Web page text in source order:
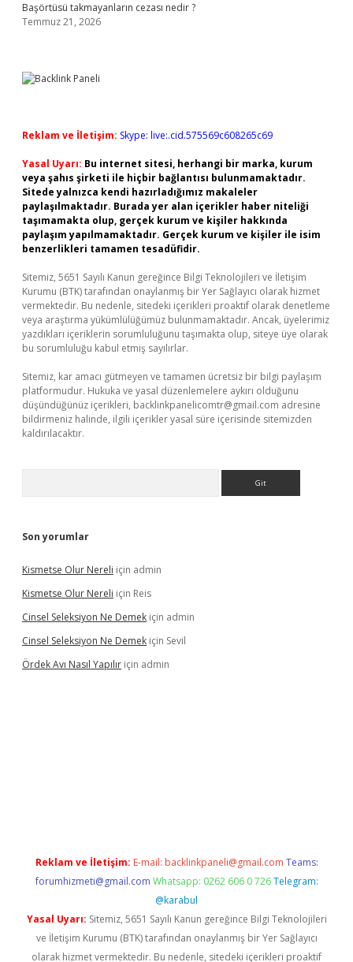
Başörtüsü takmayanların cezası nedir ?
Temmuz 21, 2026
Reklam ve İletişim: Skype: live:.cid.575569c608265c69
Yasal Uyarı: Bu internet sitesi, herhangi bir marka, kurum
veya şahıs şirketi ile hiçbir bağlantısı bulunmamaktadır.
Sitede yalnızca kendi hazırladığımız makaleler
paylaşılmaktadır. Burada yer alan içerikler haber niteliği
taşımamakta olup, gerçek kurum ve kişiler hakkında
paylaşım yapılmamaktadır. Gerçek kurum ve kişiler ile isim
benzerlikleri tamamen tesadüfidir.
Sitemiz, 5651 Sayılı Kanun gereğince Bilgi Teknolojileri ve İletişim
Kurumu (BTK) tarafından onaylanmış bir Yer Sağlayıcı olarak hizmet
vermektedir. Bu nedenle, sitedeki içerikleri proaktif olarak denetleme
veya araştırma yükümlülüğümüz bulunmamaktadır. Ancak, üyelerimiz
yazdıkları içeriklerin sorumluluğunu taşımakta olup, siteye üye olarak
bu sorumluluğu kabul etmiş sayılırlar.
Sitemiz, kar amacı gütmeyen ve tamamen ücretsiz bir bilgi paylaşım
platformudur. Hukuka ve yasal düzenlemelere aykırı olduğunu
düşündüğünüz içerikleri, backlinkpanelicomtr@gmail.com adresine
bildirmeniz halinde, ilgili içerikler yasal süre içerisinde sitemizden
kaldırılacaktır.
Son yorumlar
Kismetse Olur Nereli için admin
Kismetse Olur Nereli için Reis
Cinsel Seleksiyon Ne Demek için admin
Cinsel Seleksiyon Ne Demek için Sevil
Ördek Avı Nasıl Yapılır için admin
Reklam ve İletişim: E-mail: backlinkpaneli@gmail.com Teams:
forumhizmeti@gmail.com Whatsapp: 0262 606 0 726 Telegram:
@karabul
Yasal Uyarı: Sitemiz, 5651 Sayılı Kanun gereğince Bilgi Teknolojileri
ve İletişim Kurumu (BTK) tarafından onaylanmış bir Yer Sağlayıcı
olarak hizmet vermektedir. Bu nedenle, sitedeki içerikleri proaktif